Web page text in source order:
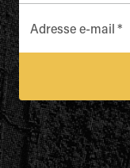
Adresse e-mail *